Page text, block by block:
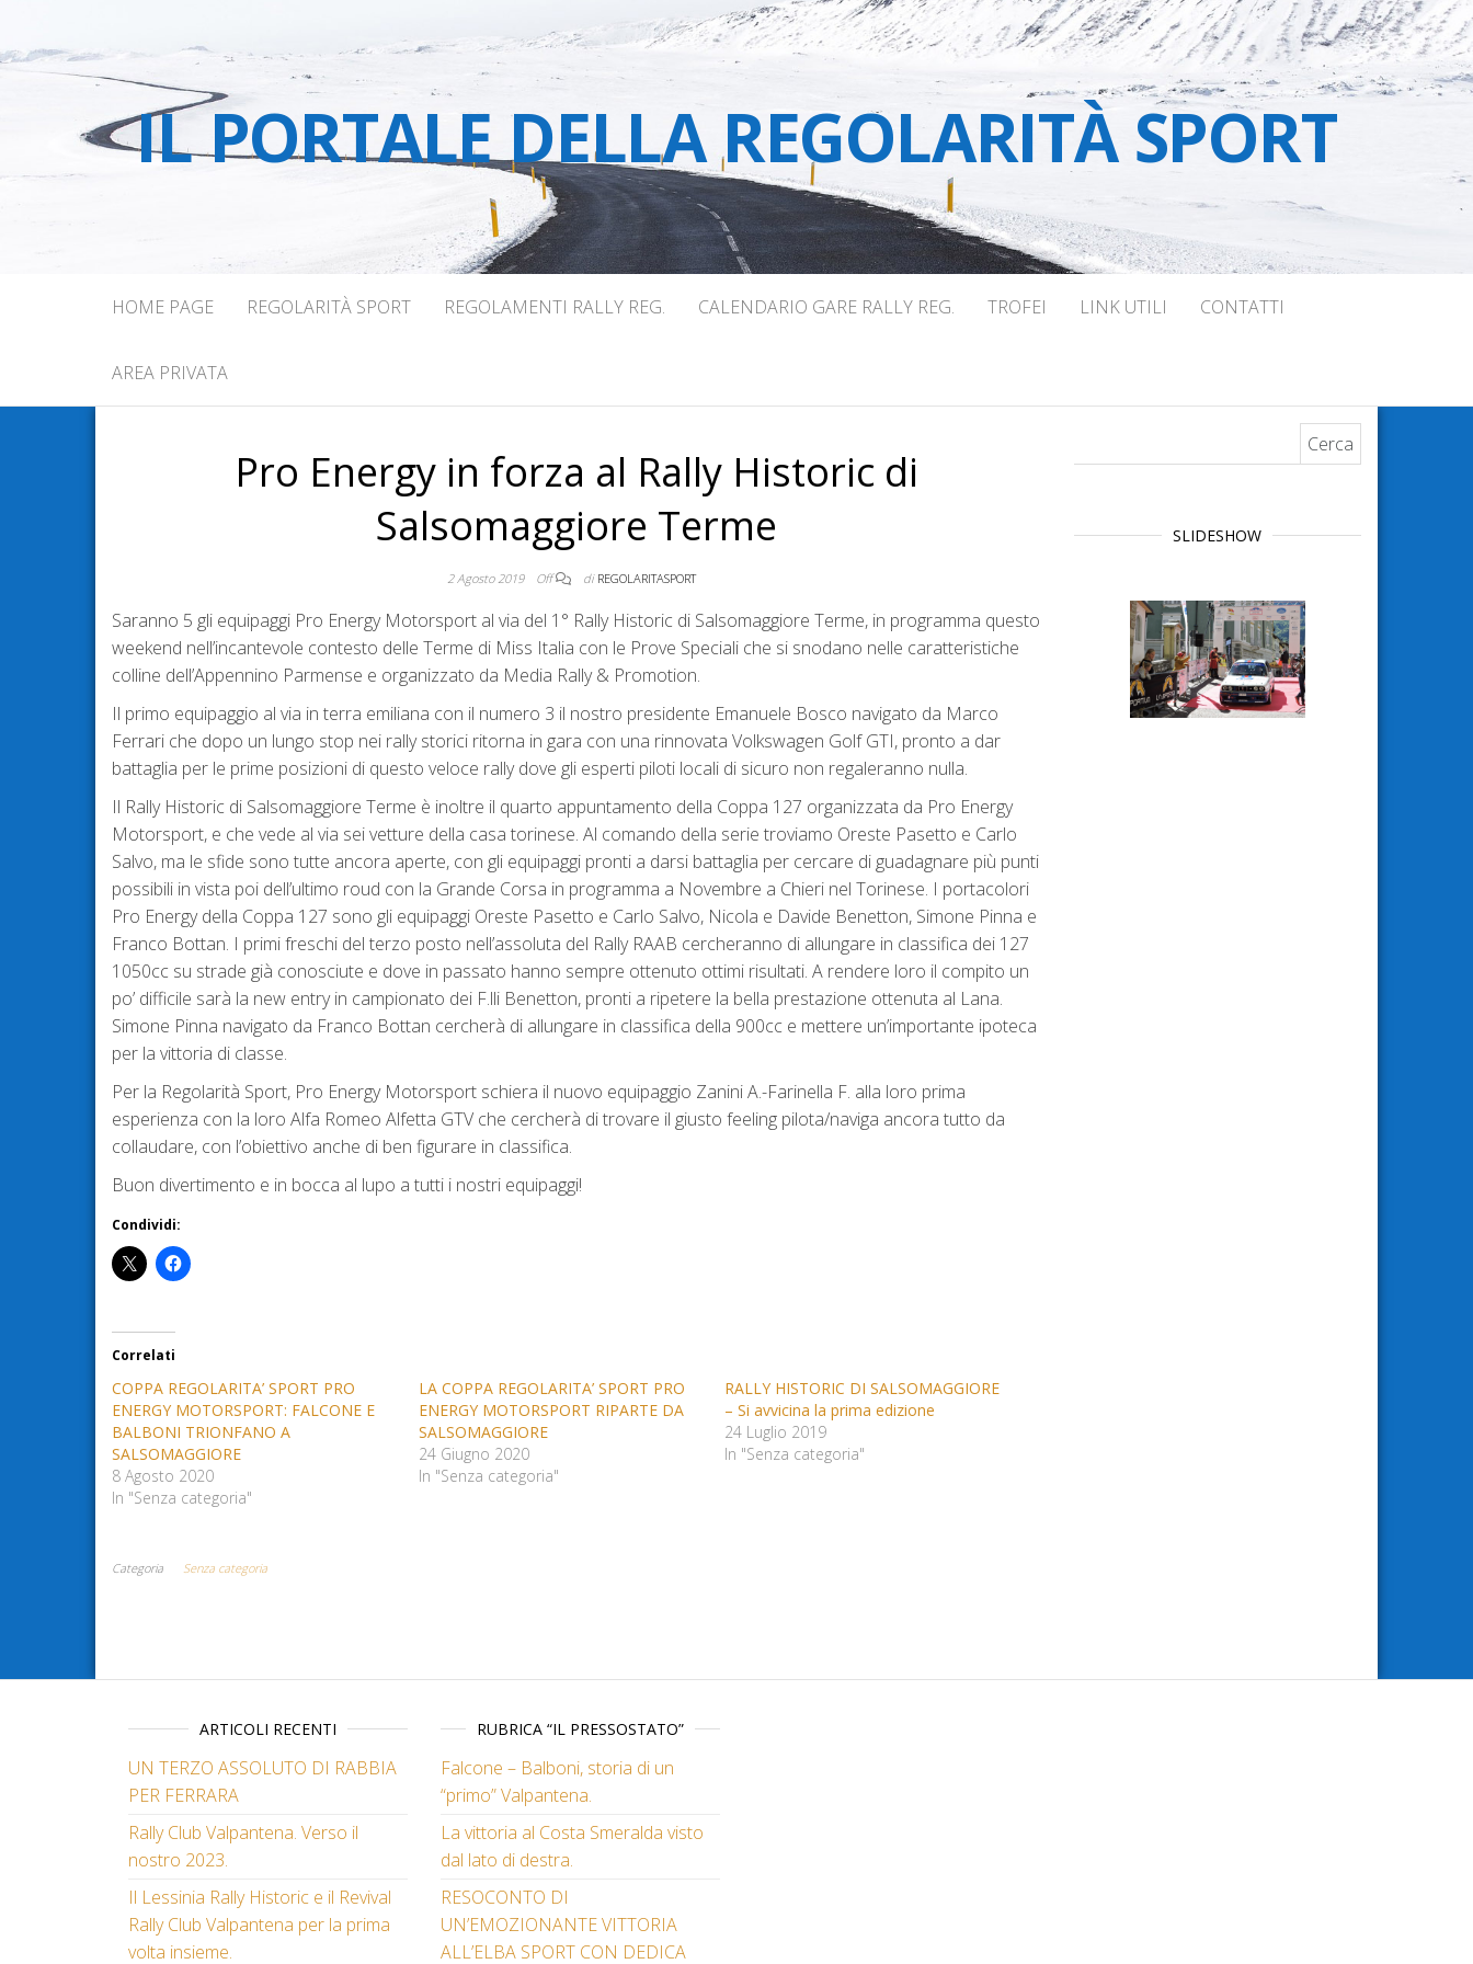
IL PORTALE DELLA REGOLARITÀ SPORT
HOME PAGE REGOLARITÀ SPORT REGOLAMENTI RALLY REG. CALENDARIO GARE RALLY REG. TROFEI LINK UTILI CONTATTI
AREA PRIVATA
Pro Energy in forza al Rally Historic di
Salsomaggiore Terme
2 Agosto 2019 Off di REGOLARITASPORT
Saranno 5 gli equipaggi Pro Energy Motorsport al via del 1° Rally Historic di Salsomaggiore Terme, in programma questo
weekend nell’incantevole contesto delle Terme di Miss Italia con le Prove Speciali che si snodano nelle caratteristiche
colline dell’Appennino Parmense e organizzato da Media Rally & Promotion.
Il primo equipaggio al via in terra emiliana con il numero 3 il nostro presidente Emanuele Bosco navigato da Marco
Ferrari che dopo un lungo stop nei rally storici ritorna in gara con una rinnovata Volkswagen Golf GTI, pronto a dar
battaglia per le prime posizioni di questo veloce rally dove gli esperti piloti locali di sicuro non regaleranno nulla.
Il Rally Historic di Salsomaggiore Terme è inoltre il quarto appuntamento della Coppa 127 organizzata da Pro Energy
Motorsport, e che vede al via sei vetture della casa torinese. Al comando della serie troviamo Oreste Pasetto e Carlo
Salvo, ma le sfide sono tutte ancora aperte, con gli equipaggi pronti a darsi battaglia per cercare di guadagnare più punti
possibili in vista poi dell’ultimo roud con la Grande Corsa in programma a Novembre a Chieri nel Torinese. I portacolori
Pro Energy della Coppa 127 sono gli equipaggi Oreste Pasetto e Carlo Salvo, Nicola e Davide Benetton, Simone Pinna e
Franco Bottan. I primi freschi del terzo posto nell’assoluta del Rally RAAB cercheranno di allungare in classifica dei 127
1050cc su strade già conosciute e dove in passato hanno sempre ottenuto ottimi risultati. A rendere loro il compito un
po’ difficile sarà la new entry in campionato dei F.lli Benetton, pronti a ripetere la bella prestazione ottenuta al Lana.
Simone Pinna navigato da Franco Bottan cercherà di allungare in classifica della 900cc e mettere un’importante ipoteca
per la vittoria di classe.
Per la Regolarità Sport, Pro Energy Motorsport schiera il nuovo equipaggio Zanini A.-Farinella F. alla loro prima
esperienza con la loro Alfa Romeo Alfetta GTV che cercherà di trovare il giusto feeling pilota/naviga ancora tutto da
collaudare, con l’obiettivo anche di ben figurare in classifica.
Buon divertimento e in bocca al lupo a tutti i nostri equipaggi!
Condividi:
Correlati
COPPA REGOLARITA’ SPORT PRO
ENERGY MOTORSPORT: FALCONE E
BALBONI TRIONFANO A
SALSOMAGGIORE
8 Agosto 2020
In "Senza categoria"
LA COPPA REGOLARITA’ SPORT PRO
ENERGY MOTORSPORT RIPARTE DA
SALSOMAGGIORE
24 Giugno 2020
In "Senza categoria"
RALLY HISTORIC DI SALSOMAGGIORE
– Si avvicina la prima edizione
24 Luglio 2019
In "Senza categoria"
Categoria Senza categoria
SLIDESHOW
ARTICOLI RECENTI
UN TERZO ASSOLUTO DI RABBIA
PER FERRARA
Rally Club Valpantena. Verso il
nostro 2023.
Il Lessinia Rally Historic e il Revival
Rally Club Valpantena per la prima
volta insieme.
RUBRICA “IL PRESSOSTATO”
Falcone – Balboni, storia di un
“primo” Valpantena.
La vittoria al Costa Smeralda visto
dal lato di destra.
RESOCONTO DI
UN’EMOZIONANTE VITTORIA
ALL’ELBA SPORT CON DEDICA